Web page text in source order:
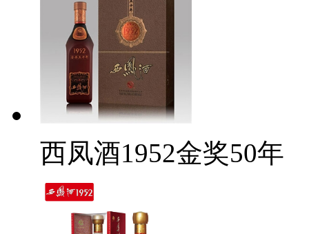
西凤酒1952金奖50年